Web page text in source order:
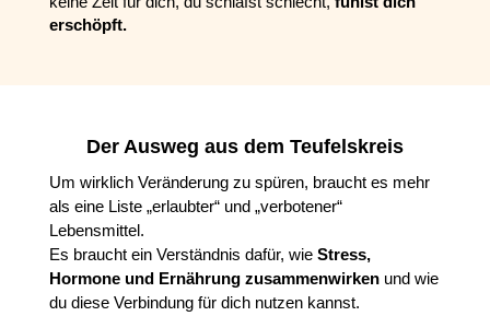
erschöpft.
Der Ausweg aus dem Teufelskreis
Um wirklich Veränderung zu spüren, braucht es mehr
als eine Liste „erlaubter“ und „verbotener“
Lebensmittel.
Es braucht ein Verständnis dafür, wie Stress,
Hormone und Ernährung zusammenwirkenund wie
du diese Verbindung für dich nutzen kannst.